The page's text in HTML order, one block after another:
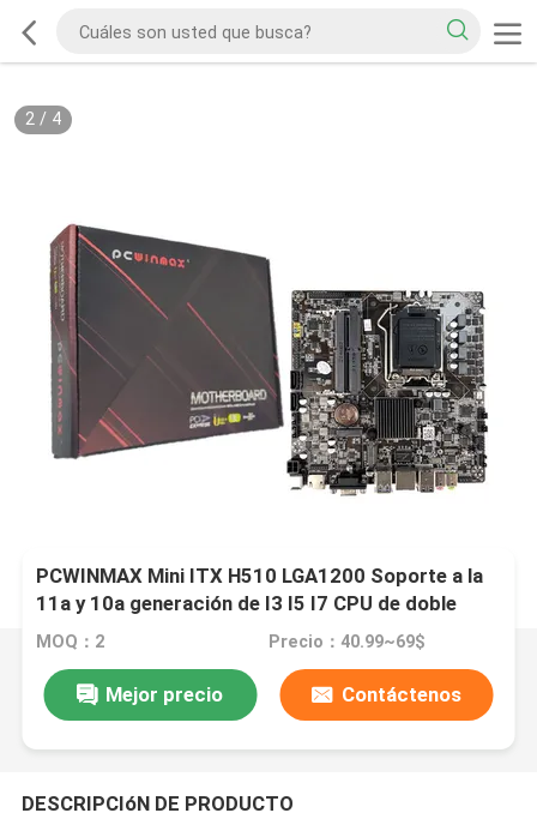
2/ 4
PCWINMAX Mini ITX H510 LGA1200 Soporte a la
11a y 10a generación de I3 I5 I7 CPU de doble
canal DDR4 VGA+HD de salida
MOQ：2 Precio：40.99~69$
Mejor precio Contáctenos
DESCRIPCIóN DE PRODUCTO